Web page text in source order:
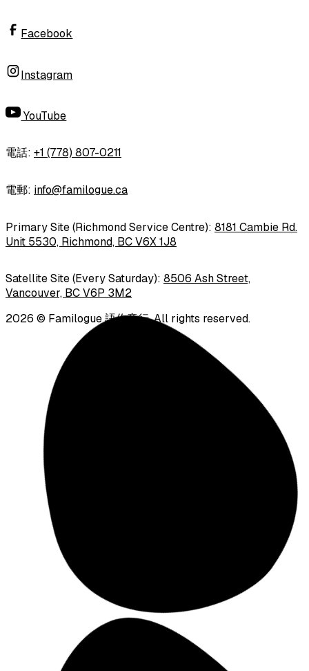
Facebook
Instagram
YouTube
電話: +1 (778) 807-0211
電郵: info@familogue.ca
Primary Site (Richmond Service Centre): 8181 Cambie Rd.
Unit 5530, Richmond, BC V6X 1J8
Satellite Site (Every Saturday): 8506 Ash Street,
Vancouver, BC V6P 3M2
2026 © Familogue 語你童行.All rights reserved.